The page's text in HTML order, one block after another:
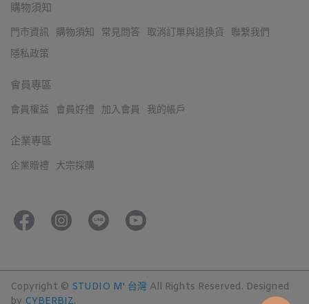
購物須知
門市資訊 購物須知 常見問答 取消訂單與退換貨
聯繫我們
隱私政策
會員專區
會員權益 會員好禮 加入會員 我的帳戶
企業專區
企業贈禮 大宗採購
Copyright © STUDIO M' 台灣 All Rights Reserved. Designed